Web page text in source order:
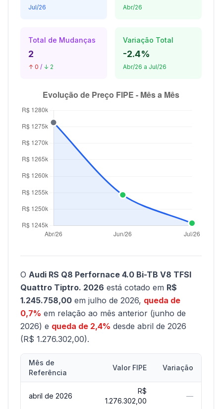
Jul/26 Abr/26
Total de Mudanças
2
↑ 0 / ↓ 2
Variação Total
-2.4%
Abr/26 a Jul/26
O Audi RS Q8 Perfornace 4.0 Bi-TB V8 TFSI
Quattro Tiptro. 2026 está cotado em R$
1.245.758,00 em julho de 2026, queda de
0,7% em relação ao mês anterior (junho de
2026) e queda de 2,4% desde abril de 2026
(R$ 1.276.302,00).
Mês de
Referência
Valor FIPE Variação
abril de 2026
R$
1.276.302,00
—